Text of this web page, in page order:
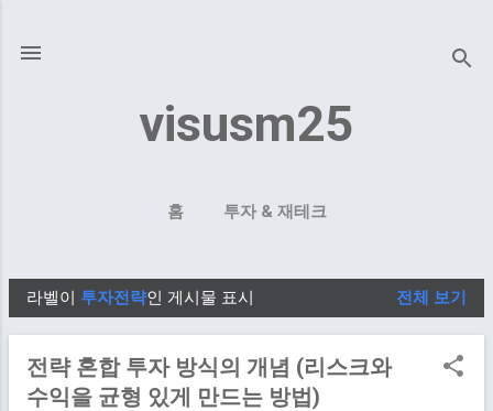
visusm25
홈 투자 & 재테크
글
라벨이 투자전략인 게시물 표시 전체 보기
전략 혼합 투자 방식의 개념 (리스크와
수익을 균형 있게 만드는 방법)